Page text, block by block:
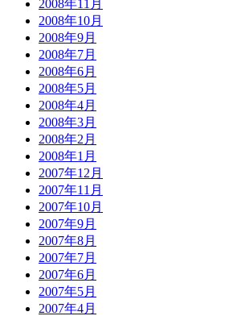
2008年11月
2008年10月
2008年9月
2008年7月
2008年6月
2008年5月
2008年4月
2008年3月
2008年2月
2008年1月
2007年12月
2007年11月
2007年10月
2007年9月
2007年8月
2007年7月
2007年6月
2007年5月
2007年4月